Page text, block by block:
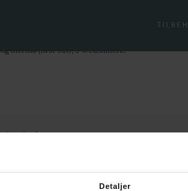
Detaljer
merino (first-cut), 5 % Cashmere.